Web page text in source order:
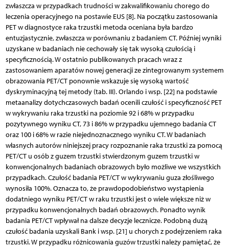
zwłaszcza w przypadkach trudności w zakwalifikowaniu chorego do
leczenia operacyjnego na postawie EUS [8]. Na początku zastosowania
PET w diagnostyce raka trzustki metoda oceniana była bardzo
entuzjastycznie, zwłaszcza w porównaniu z badaniem CT. Później wyniki
uzyskane w badaniach nie cechowały się tak wysoką czułością i
specyficznością. W ostatnio publikowanych pracach wraz z
zastosowaniem aparatów nowej generacji ze zintegrowanym systemem
obrazowania PET/CT ponownie wskazuje się wysoką wartość
dyskryminacyjną tej metody (tab. III). Orlando i wsp. [22] na podstawie
metaanalizy dotychczasowych badań ocenili czułość i specyficzność PET
w wykrywaniu raka trzustki na poziomie 92 i 68% w przypadku
pozytywnego wyniku CT, 73 i 86% w przypadku ujemnego badania CT
oraz 100 i 68% w razie niejednoznacznego wyniku CT. W badaniach
własnych autorów niniejszej pracy rozpoznanie raka trzustki za pomocą
PET/CT u osób z guzem trzustki stwierdzonym guzem trzustki w
konwencjonalnych badaniach obrazowych było możliwe we wszystkich
przypadkach. Czułość badania PET/CT w wykrywaniu guza złośliwego
wynosiła 100%. Oznacza to, że prawdopodobieństwo wystąpienia
dodatniego wyniku PET/CT w raku trzustki jest o wiele większe niż w
przypadku konwencjonalnych badań obrazowych. Ponadto wynik
badania PET/CT wpływał na dalsze decyzje lecznicze. Podobną dużą
czułość badania uzyskali Bank i wsp. [21] u chorych z podejrzeniem raka
trzustki. W przypadku różnicowania guzów trzustki należy pamiętać, że